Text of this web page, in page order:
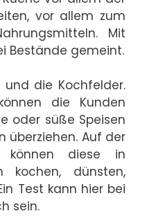
vor allem zum
Mit
Bestände gemeint.
die Kochfelder.
die Kunden
oder süße Speisen
überziehen. Auf der
können diese in
kochen, dünsten,
Test kann hier bei
sein.